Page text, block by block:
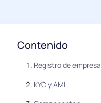
Contenido
Registro de empresa
KYC y AML